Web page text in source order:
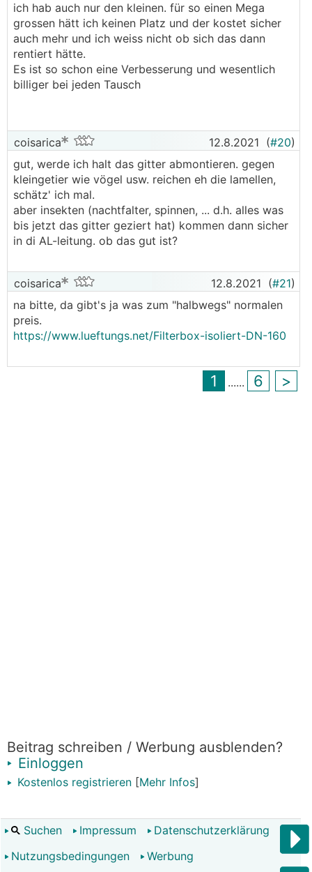
ich hab auch nur den kleinen. für so einen Mega
grossen hätt ich keinen Platz und der kostet sicher
auch mehr und ich weiss nicht ob sich das dann
rentiert hätte.
Es ist so schon eine Verbesserung und wesentlich
billiger bei jeden Tausch
coisarica 12.8.2021 (#20)
gut, werde ich halt das gitter abmontieren. gegen
kleingetier wie vögel usw. reichen eh die lamellen,
schätz' ich mal.
aber insekten (nachtfalter, spinnen, ... d.h. alles was
bis jetzt das gitter geziert hat) kommen dann sicher
in di AL-leitung. ob das gut ist?
coisarica 12.8.2021 (#21)
na bitte, da gibt's ja was zum "halbwegs" normalen
preis.
https://www.lueftungs.net/Filterbox-isoliert-DN-160
1 ...... 6 >
Beitrag schreiben / Werbung ausblenden?
Einloggen
Kostenlos registrieren [Mehr Infos]
Suchen Impressum
Datenschutzerklärung
Nutzungsbedingungen
Werbung